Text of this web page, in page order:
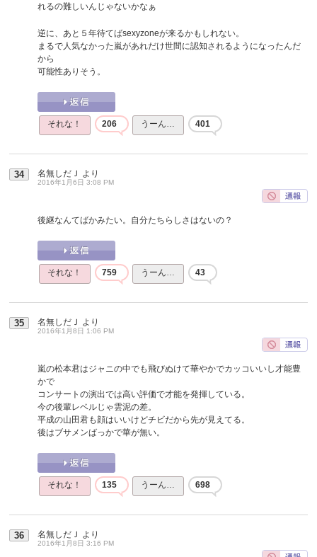
れるの難しいんじゃないかなぁ
逆に、あと５年待てばsexyzoneが来るかもしれない。
まるで人気なかった嵐があれだけ世間に認知されるようになったんだ
から
可能性ありそう。
それな！ 206 うーん… 401
34 名無しだＪ より
2016年1月6日 3:08 PM
後継なんてばかみたい。自分たちらしさはないの？
それな！ 759 うーん… 43
35 名無しだＪ より
2016年1月8日 1:06 PM
嵐の松本君はジャニの中でも飛びぬけて華やかでカッコいいし才能豊
かで
コンサートの演出では高い評価で才能を発揮している。
今の後輩レベルじゃ雲泥の差。
平成の山田君も顔はいいけどチビだから先が見えてる。
後はブサメンばっかで華が無い。
それな！ 135 うーん… 698
36 名無しだＪ より
2016年1月8日 3:16 PM